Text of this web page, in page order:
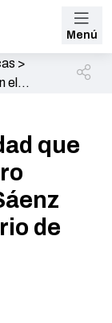
Menú
>
el
que
de